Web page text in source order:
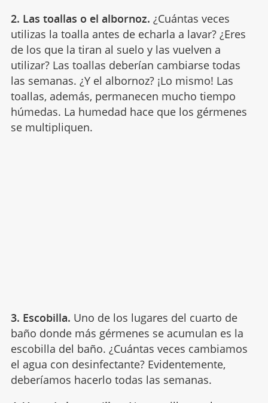
2. Las toallas o el albornoz. ¿Cuántas veces
utilizas la toalla antes de echarla a lavar? ¿Eres
de los que la tiran al suelo y las vuelven a
utilizar? Las toallas deberían cambiarse todas
las semanas. ¿Y el albornoz? ¡Lo mismo! Las
toallas, además, permanecen mucho tiempo
húmedas. La humedad hace que los gérmenes
se multipliquen.
3. Escobilla. Uno de los lugares del cuarto de
baño donde más gérmenes se acumulan es la
escobilla del baño. ¿Cuántas veces cambiamos
el agua con desinfectante? Evidentemente,
deberíamos hacerlo todas las semanas.